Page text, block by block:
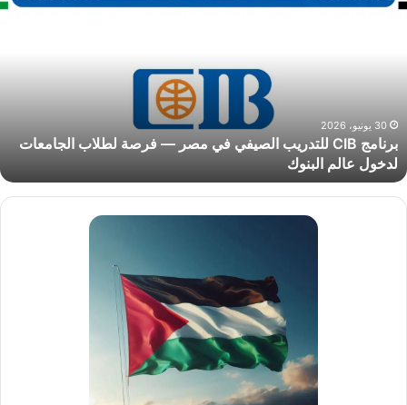
CIB
فرصة
لطلاب
الجامعات
لدخول
عالم
30 يونيو، 2026
برنامج CIB للتدريب الصيفي في مصر — فرصة لطلاب الجامعات
لدخول عالم البنوك